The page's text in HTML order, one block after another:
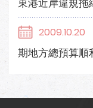
東港近岸違規拖
2009.10.20
期地方總預算順